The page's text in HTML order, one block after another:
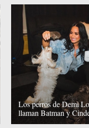
Los perros de Demi
llaman Batman y